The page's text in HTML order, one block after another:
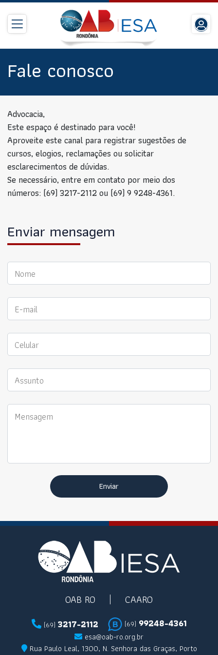
Fale conosco
Advocacia,
Este espaço é destinado para você!
Aproveite este canal para registrar sugestões de
cursos, elogios, reclamações ou solicitar
esclarecimentos de dúvidas.
Se necessário, entre em contato por meio dos
números: (69) 3217-2112 ou (69) 9 9248-4361.
Enviar mensagem
Nome
E-mail
Celular
Assunto
Mensagem
Enviar
OAB RO CAARO
(69) 3217-2112 (69) 99248-4361
esa@oab-ro.org.br
Rua Paulo Leal, 1300, N. Senhora das Graças, Porto